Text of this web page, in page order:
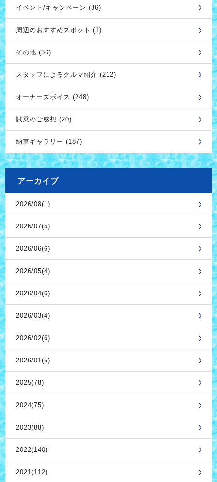
イベント/キャンペーン (36)
周辺のおすすめスポット (1)
その他 (36)
スタッフによるクルマ紹介 (212)
オーナーズボイス (248)
試乗のご感想 (20)
納車ギャラリー (187)
アーカイブ
2026/08(1)
2026/07(5)
2026/06(6)
2026/05(4)
2026/04(6)
2026/03(4)
2026/02(6)
2026/01(5)
2025(78)
2024(75)
2023(88)
2022(140)
2021(112)